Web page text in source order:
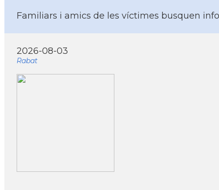
Familiars i amics de les víctimes busquen
2026-08-03
Rabat